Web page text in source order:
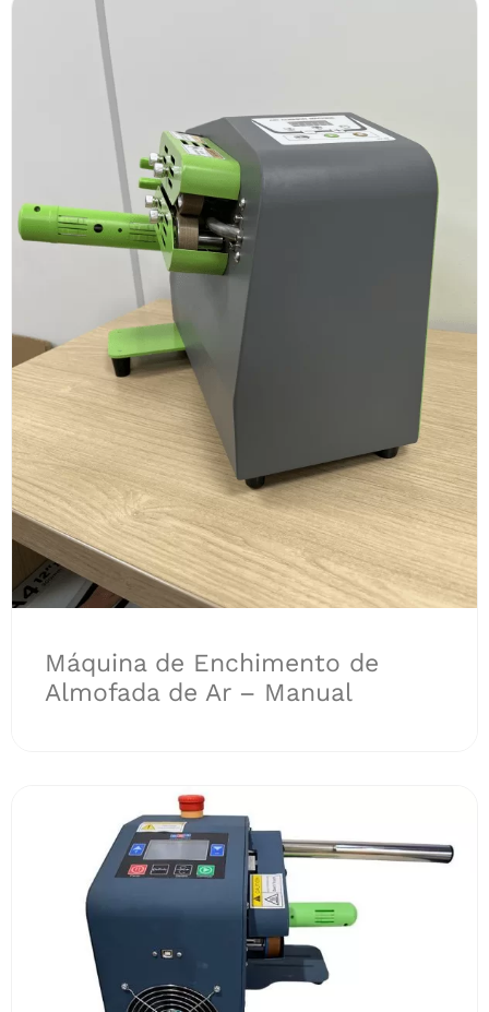
Máquina de Enchimento de
Almofada de Ar – Manual